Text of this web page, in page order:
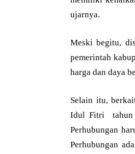
ujarnya.
Meski begitu,
pemerintah
harga dan daya
Selain itu,
Idul Fitri tahun
Perhubungan
Perhubungan